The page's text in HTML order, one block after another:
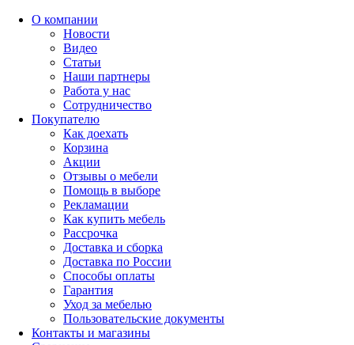
О компании
Новости
Видео
Статьи
Наши партнеры
Работа у нас
Сотрудничество
Покупателю
Как доехать
Корзина
Акции
Отзывы о мебели
Помощь в выборе
Рекламации
Как купить мебель
Рассрочка
Доставка и сборка
Доставка по России
Способы оплаты
Гарантия
Уход за мебелью
Пользовательские документы
Контакты и магазины